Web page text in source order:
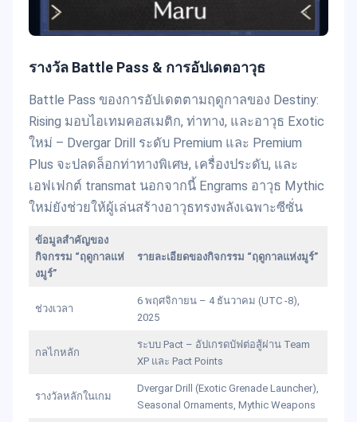
รางวัล Battle Pass & การอัปเดตอาวุธ
Battle Pass ของการอัปเดตตามฤดูกาลของ Destiny:
Rising มอบไอเทมคอสเมติก, ท่าทาง, และอาวุธ Exotic
ใหม่ – Dvergar Drill ระดับ Premium และ Premium
Plus จะปลดล็อกท่าทางพิเศษ, เครื่องประดับ, และ
เอฟเฟกต์ transmat นอกจากนี้ Engrams อาวุธ Mythic
ใหม่ยังช่วยให้ผู้เล่นสร้างอาวุธทรงพลังเฉพาะซีซั่น
ข้อมูลสำคัญของ
กิจกรรม “ฤดูกาลแห่
งมูร์”
รายละเอียดของกิจกรรม “ฤดูกาลแห่งมูร์”
ช่วงเวลา
6 พฤศจิกายน – 4 ธันวาคม (UTC -8),
2025
กลไกหลัก
ระบบ Pact – อัปเกรดบัฟต่อสู้ผ่าน Team
XP และ Pact Points
รางวัลหลักในเกม
Dvergar Drill (Exotic Grenade Launcher),
Seasonal Ornaments, Mythic Weapons